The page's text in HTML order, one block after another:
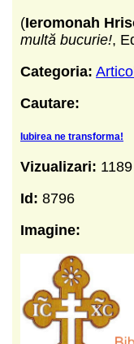
(Ieromonah
multă bucurie!,
Categoria:
Cautare:
Iubirea ne transforma!
Vizualizari: 1189
Id: 8796
Imagine: